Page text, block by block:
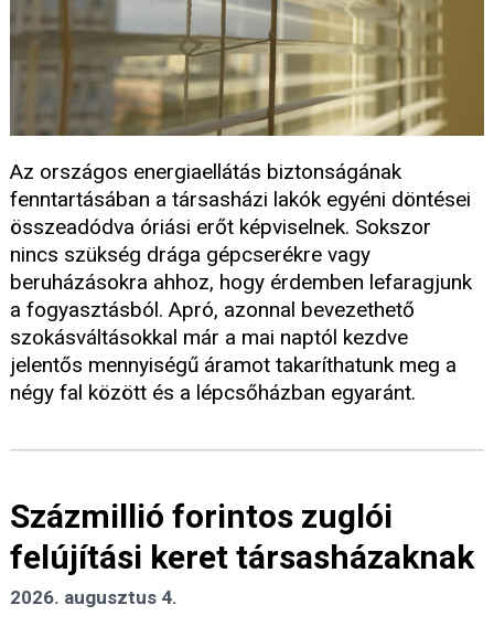
Az országos energiaellátás biztonságának
fenntartásában a társasházi lakók egyéni döntései
összeadódva óriási erőt képviselnek. Sokszor
nincs szükség drága gépcserékre vagy
beruházásokra ahhoz, hogy érdemben lefaragjunk
a fogyasztásból. Apró, azonnal bevezethető
szokásváltásokkal már a mai naptól kezdve
jelentős mennyiségű áramot takaríthatunk meg a
négy fal között és a lépcsőházban egyaránt.
Százmillió forintos zuglói
felújítási keret társasházaknak
2026. augusztus 4.